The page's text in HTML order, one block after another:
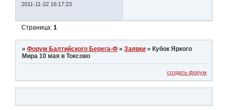
2011-11-22 16:17:23
Страница:1
»Форум Балтийского Берега-Ф »Заявки » Кубок Яркого
Мира 10 мая в Токсово
создать форум